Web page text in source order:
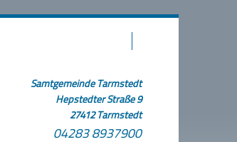
Samtgemeinde Tarmstedt
Hepstedter Straße 9
27412 Tarmstedt
04283 8937900